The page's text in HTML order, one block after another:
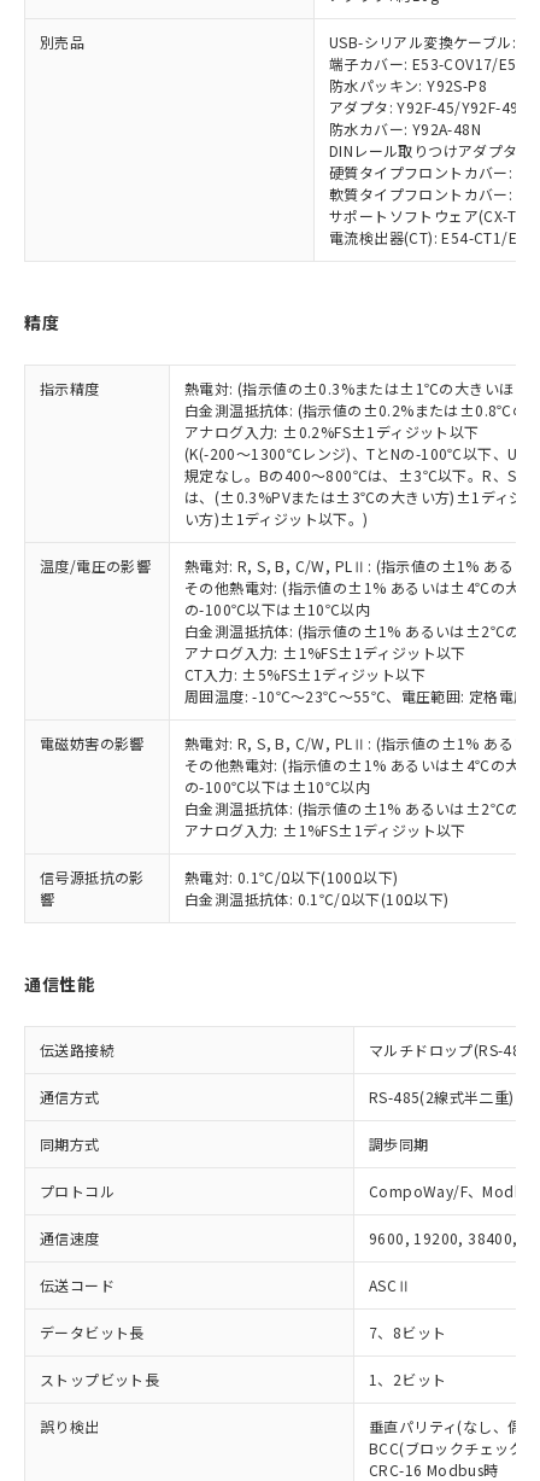
別売品
USB-シリアル変換ケーブル:
端子カバー: E53-COV17/E53-
防水パッキン: Y92S-P8
アダプタ: Y92F-45/Y92F-49
防水カバー: Y92A-48N
DINレール取りつけアダプタ:
硬質タイプフロントカバー:
軟質タイプフロントカバー:
サポートソフトウェア(CX-
電流検出器(CT): E54-CT1/
精度
指示精度
熱電対: (指示値の±0.3%または±1℃の大きいほう
白金測温抵抗体: (指示値の±0.2%または±0.8℃の
アナログ入力: ±0.2%FS±1ディジット以下
(K(-200～1300℃レンジ)、TとNの-100℃以下、U
規定なし。Bの400～800℃は、±3℃以下。R、S
は、(±0.3%PVまたは±3℃の大きい方)±1ディジ
い方)±1ディジット以下。)
温度/電圧の影響
熱電対: R, S, B, C/W, PLⅡ: (指示値の±1% ある
その他熱電対: (指示値の±1% あるいは±4℃の大き
の-100℃以下は±10℃以内
白金測温抵抗体: (指示値の±1% あるいは±2℃の大
アナログ入力: ±1%FS±1ディジット以下
CT入力: ±5%FS±1ディジット以下
周囲温度: -10℃～23℃～55℃、電圧範囲: 定格電圧
電磁妨害の影響
熱電対: R, S, B, C/W, PLⅡ: (指示値の±1% ある
その他熱電対: (指示値の±1% あるいは±4℃の大き
の-100℃以下は±10℃以内
白金測温抵抗体: (指示値の±1% あるいは±2℃の大
アナログ入力: ±1%FS±1ディジット以下
信号源抵抗の影
響
熱電対: 0.1℃/Ω以下(100Ω以下)
白金測温抵抗体: 0.1℃/Ω以下(10Ω以下)
通信性能
伝送路接続 マルチドロップ(RS-485)
通信方式 RS-485(2線式半二重)
同期方式 調歩同期
プロトコル CompoWay/F、Modbus
通信速度 9600, 19200, 38400,
伝送コード ASCⅡ
データビット長 7、8ビット
ストップビット長 1、2ビット
誤り検出
垂直パリティ(なし、偶
BCC(ブロックチェック
CRC-16 Modbus時
以下の条件をお読みいただき、同意のうえ
本サービスは、当社制御機器事業取扱
商品の当社在庫状況および標準価格
(税抜)を提供させていただくもので
ことをご了承ください。
在庫状況および標準価格照会結果は、
記載している更新日時点での社内デー
タに基づき作成されるものであり、閲
覧された時点での実際の在庫および標
準価格とは異なる場合があることをご
了承ください。
正式な納期状況および標準価格はお客
様のお取引先、またはお客様担当のオ
ムロン制御機器販売店・当社販売員に
ご相談ください。
オムロン制御機器販売店や当社販売拠
点は「販売ネットワーク
」をご確認
ください。
在庫状況および標準価格結果を当社の
事前の承諾なく第三者に漏洩または開
示しないようお願いします。
マイパーツ機能（部品リスト作成サー
ビス）をご利用いただくには、I-Web
メンバーズにご登録されている必要が
あります。
お客様が当ウェブサイト上で当社にご
登録された部品リストについて、当社
をご了承ください。
"個人情報
の「1.共同利
用者の範囲」に記載されている法人を
対応予定：EU RoHS指令（10物質）の非含
有に対応した製品に切り替える予定のある
対応予定なし：EU RoHS指令（10物質）の
非含有に非対応の商品で、対応品を出す予
調査・確認中：EU RoHS指令（10物質）の
非含有の対応状況を調査中または確認中の
むを得ず変更することがあります。
*EU RoHS指令（10物質）：
鉛(Pb) 1000ppm以下、 水銀(Hg) 1000ppm以下、 カド
ミウム(Cd) 100ppm以下、
六価クロム(Cr(Ⅵ)) 1000ppm以下、ポリ臭化ビフェニル
類(PBB) 1000ppm以下、ポリ臭化ジフェニルエーテル類
(PBDE) 1000ppm以下、フタル酸ビス(2-エチルヘキシ
（DBP） 1000ppm以下、フタル酸ジイソブチル
(DIBP) 1000ppm以下
但し、RoHS指令で産業用監視および制御機器に対する
適用除外項目は除く。
フタル酸エステル類の４物質については閾値を超える意
図的な使用がないことを確認しています。
※2 対応予定月
部品在庫の切り替え状況などにより、予定
月が前後することがあります。
※3 非含有証明書ダウンロード
EU RoHS指令（10物質）の非含有証明書
51物質の非含有証明書（当社基準）
※本証明書は発行日時点で非含有を証明す
るもので、過去に遡って非含有を証明する
ものではありません。
また、RoHS指令のフタル酸エステル類４
物質の対応では、対応完了までの期間は出
荷製品に未対応品が混在することから備考
欄に対応日を記載しておりました。
既に当社にて対応品への在庫切替を完了
していることから、特段のことがない限
り、2022年1月12日より割愛しておりま
す。
「－」：未確認です。当社販売部門へお問
い合わせください。
*中国RoHS10物質の基準値 (GB/T26572)：
Pb(鉛) :1000ppm、 Hg(水銀) : 1000ppm、 Cd(カドミウ
ム) : 100ppm、
Cr(Ⅵ)(六価クロム) : 1000ppm、 PBBs(ポリ臭化ビフェ
ニル類) : 1000ppm、 PBDEs(ポリ臭化ジフェニルエーテ
ル類) : 1000ppm、
DBP(フタル酸ジブチル) : 1000ppm、 DIBP(フタル酸ジ
イソブチル) : 1000ppm、 BBP(フタル酸ブチルベンジ
ル) : 1000ppm、
DEHP(フタル酸ビス(2-エチルヘキシル)) : 1000ppm
※2 環境保護使用期限
「ｅ」：有害物質（10物質）のすべてが基
準値以下であることを示します。
「10」：通常の使用状況下において有害物
質が外部に漏えいし、環境に深刻な影響を
及ぼさない年数を意味します。
「－」：未確認です。当社販売部門へお問
い合わせください。
為替および外国貿易法に定める商品
（以下｢規制貨物等」という）を輸出
または国外への提供する場合は、日本
国政府の輸出許可(または役務取引許
可)を取得するなどの必要な手続きを
とります。
当社は規制貨物を破棄する場合は、完
全に破砕するなど、違法に輸出されな
いよう必要な手段を講じます。
当社は貴社製品を、核兵器、ミサイ
ル、化学兵器、生物兵器またはその他
武器並びにこれらの製造装置等に一切
使用いたしません。
当社は、貴社製品を第三者に販売する
場合は、上記1、2および3の内容を当
該第三者に通知します。また当社は、
販売先および販売に係わる関係者が違
法に輸出するおそれがある場合は、取
り引きをいたしません。
説明
一定数以上の在庫あり
△ 一定数には満たないが在庫あり
在庫なし(最新の在庫状況につ
いては、お客様のお取引先、ま
たはお客様担当のオムロン制御
機器販売店・当社販売員にご確
認ください)
受注生産機種、また在庫状況の
情報を公開していない機種